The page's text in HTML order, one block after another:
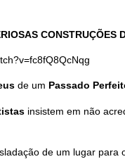
CONSTRUÇÕES
de um Passado
insistem em não
de um lugar